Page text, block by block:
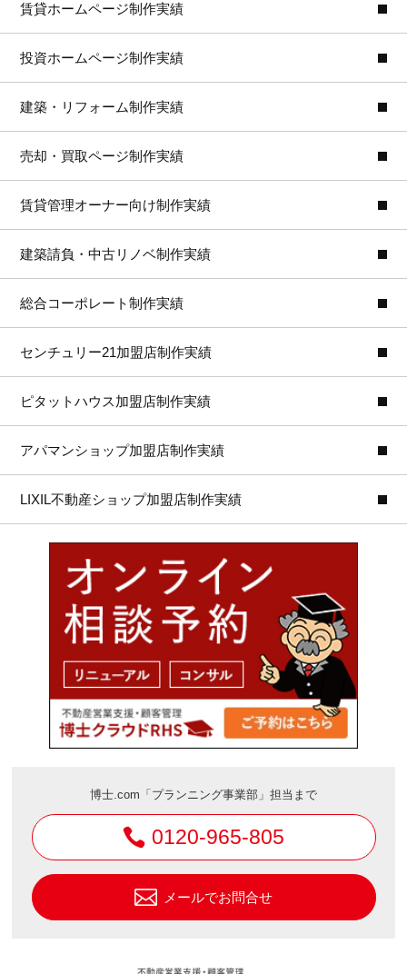
賃貸ホームページ制作実績
投資ホームページ制作実績
建築・リフォーム制作実績
売却・買取ページ制作実績
賃貸管理オーナー向け制作実績
建築請負・中古リノベ制作実績
総合コーポレート制作実績
センチュリー21加盟店制作実績
ピタットハウス加盟店制作実績
アパマンショップ加盟店制作実績
LIXIL不動産ショップ加盟店制作実績
博士.com「プランニング事業部」担当まで
0120-965-805
メールでお問合せ